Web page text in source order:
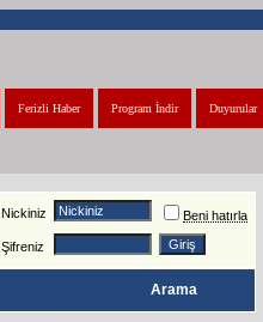
Duyurular
Program İndir
Ferizli Haber
Nickiniz Beni hatırla
Şifreniz
Arama